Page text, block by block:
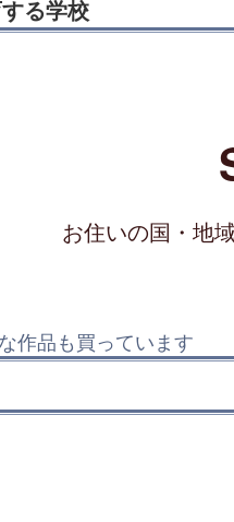
る学校
お住いの国・地
作品も買っています